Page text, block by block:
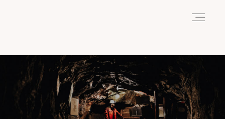
HOME
ABOUT